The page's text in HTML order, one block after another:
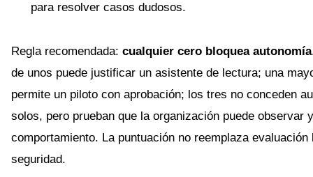
para resolver casos dudosos.
Regla recomendada: cualquier cero bloquea autonomía
de unos puede justificar un asistente de lectura; una
permite un piloto con aprobación; los tres no conceden
solos, pero prueban que la organización puede observar
comportamiento. La puntuación no reemplaza evaluación
seguridad.